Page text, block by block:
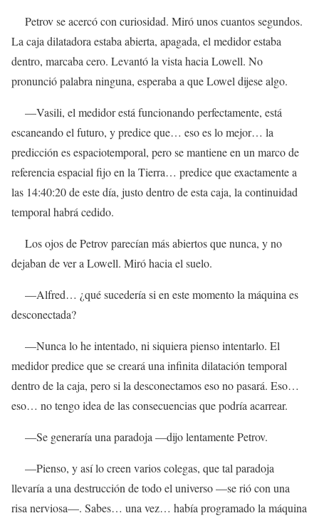
Petrov se acercó con curiosidad. Miró unos cuantos segundos.
La caja dilatadora estaba abierta, apagada, el medidor estaba
dentro, marcaba cero. Levantó la vista hacia Lowell. No
pronunció palabra ninguna, esperaba a que Lowel dijese algo.
—Vasili, el medidor está funcionando perfectamente, está
escaneando el futuro, y predice que… eso es lo mejor… la
predicción es espaciotemporal, pero se mantiene en un marco de
referencia espacial fijo en la Tierra… predice que exactamente a
las 14:40:20 de este día, justo dentro de esta caja, la continuidad
temporal habrá cedido.
Los ojos de Petrov parecían más abiertos que nunca, y no
dejaban de ver a Lowell. Miró hacia el suelo.
—Alfred… ¿qué sucedería si en este momento la máquina es
desconectada?
—Nunca lo he intentado, ni siquiera pienso intentarlo. El
medidor predice que se creará una infinita dilatación temporal
dentro de la caja, pero si la desconectamos eso no pasará. Eso…
eso… no tengo idea de las consecuencias que podría acarrear.
—Se generaría una paradoja —dijo lentamente Petrov.
—Pienso, y así lo creen varios colegas, que tal paradoja
llevaría a una destrucción de todo el universo —se rió con una
risa nerviosa—. Sabes… una vez… había programado la máquina